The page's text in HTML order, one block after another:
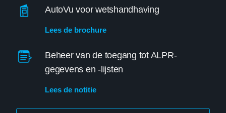
AutoVu voor wetshandhaving
Lees de brochure
Beheer van de toegang tot ALPR-
gegevens en -lijsten
Lees de notitie